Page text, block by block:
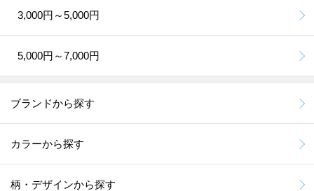
3,000円～5,000円
5,000円～7,000円
ブランドから探す
カラーから探す
柄・デザインから探す